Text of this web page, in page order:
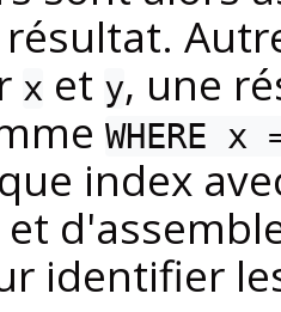
x et y, une
WHERE
index
identifier